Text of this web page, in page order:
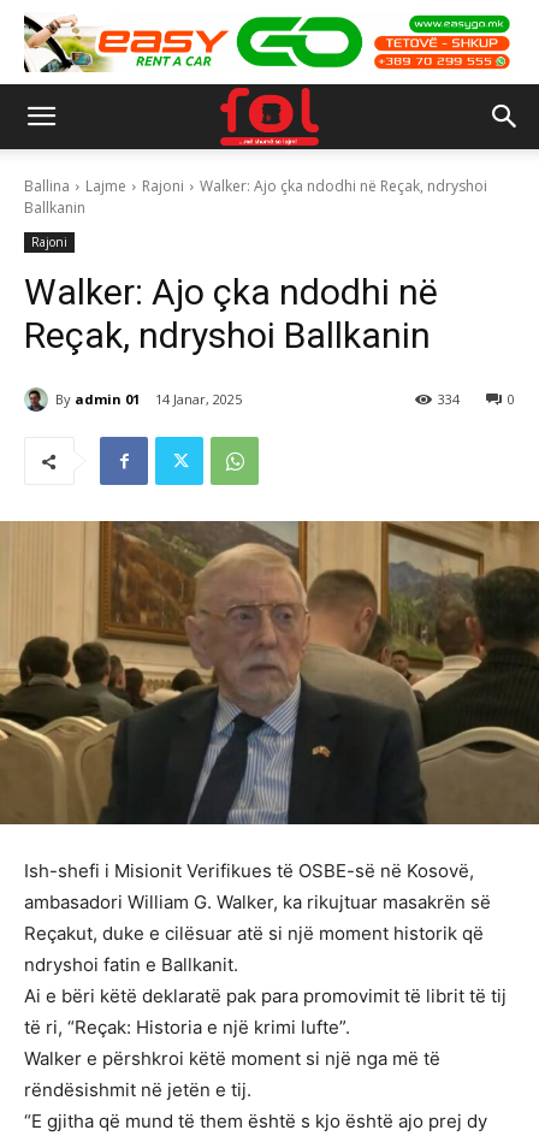
Ballina Lajme Rajoni
Walker: Ajo çka ndodhi në Reçak, ndryshoi
Ballkanin
Rajoni
Walker: Ajo çka ndodhi në
Reçak, ndryshoi Ballkanin
By admin 01 14 Janar, 2025 0
334
Ish-shefi i Misionit Verifikues të OSBE-së në Kosovë,
ambasadori William G. Walker, ka rikujtuar masakrën së
Reçakut, duke e cilësuar atë si një moment historik që
ndryshoi fatin e Ballkanit.
Ai e bëri këtë deklaratë pak para promovimit të librit të tij
të ri, “Reçak: Historia e një krimi lufte”.
Walker e përshkroi këtë moment si një nga më të
rëndësishmit në jetën e tij.
“E gjitha që mund të them është s kjo është ajo prej dy